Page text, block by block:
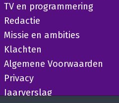
TV en programmering
Redactie
Missie en ambities
Klachten
Algemene Voorwaarden
Privacy
Jaarverslag